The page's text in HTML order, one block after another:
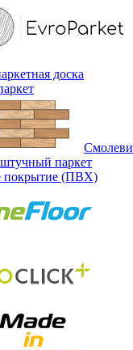
доска
паркет
покрытие (ПВХ)